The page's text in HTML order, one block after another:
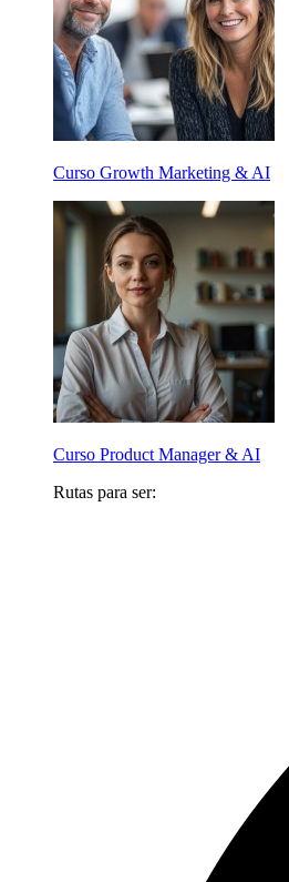
Curso Growth Marketing & AI
Curso Product Manager & AI
Rutas para ser: